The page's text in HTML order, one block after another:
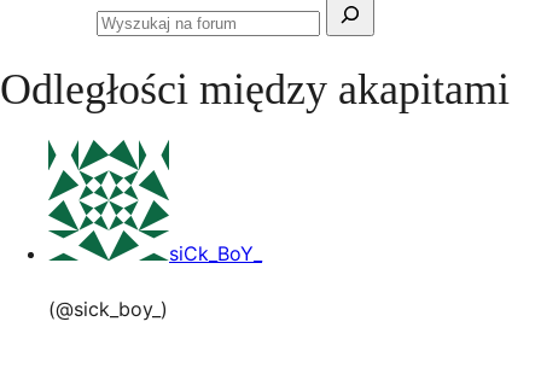
Szukaj:
Przeszukaj
Odległości między akapitami
siCk_BoY_
(@sick_boy_)